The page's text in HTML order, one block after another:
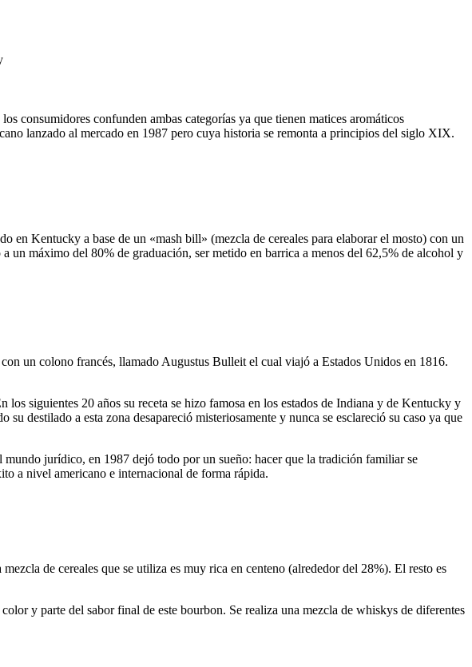
consumidores confunden ambas categorías ya que tienen matices aromáticos
lanzado al mercado en 1987 pero cuya historia se remonta a principios del siglo XIX.
Kentucky a base de un «mash bill» (mezcla de cereales para elaborar el mosto) con un
un máximo del 80% de graduación, ser metido en barrica a menos del 62,5% de alcohol y
un colono francés, llamado Augustus Bulleit el cual viajó a Estados Unidos en 1816.
siguientes 20 años su receta se hizo famosa en los estados de Indiana y de Kentucky y
destilado a esta zona desapareció misteriosamente y nunca se esclareció su caso ya que
jurídico, en 1987 dejó todo por un sueño: hacer que la tradición familiar se
a nivel americano e internacional de forma rápida.
de cereales que se utiliza es muy rica en centeno (alrededor del 28%). El resto es
y parte del sabor final de este bourbon. Se realiza una mezcla de whiskys de diferentes